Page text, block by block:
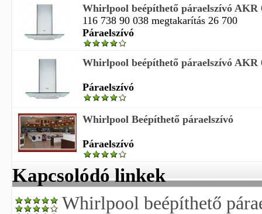
Whirlpool beépíthető páraelszívó AKR
116 738 90 038 megtakarítás 26 700
Páraelszívó
Whirlpool beépíthető páraelszívó AKR
Páraelszívó
Whirlpool Beépíthető páraelszívó
Páraelszívó
Kapcsolódó linkek
Whirlpool beépíthető